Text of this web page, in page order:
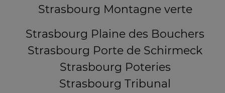
Strasbourg Montagne verte
Strasbourg Plaine des Bouchers
Strasbourg Porte de Schirmeck
Strasbourg Poteries
Strasbourg Tribunal